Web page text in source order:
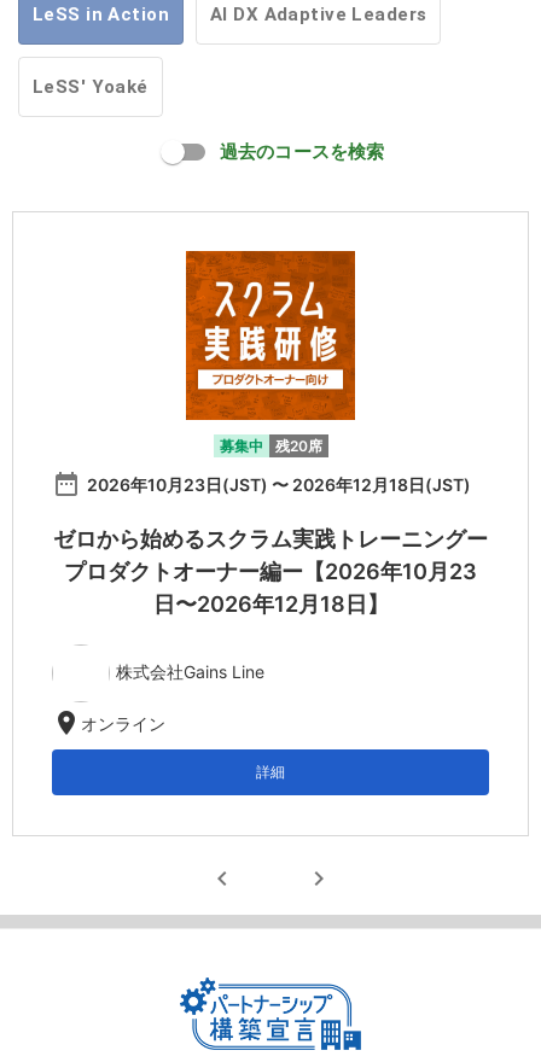
LeSS in Action AI DX Adaptive Leaders
LeSS' Yoaké
過去のコースを検索
募集中 残20席
date_range 2026年10月23日(JST) 〜 2026年12月18日(JST)
ゼロから始めるスクラム実践トレーニングー
プロダクトオーナー編ー【2026年10月23
日〜2026年12月18日】
株式会社Gains Line
location_on オンライン
詳細
chevron_left chevron_right